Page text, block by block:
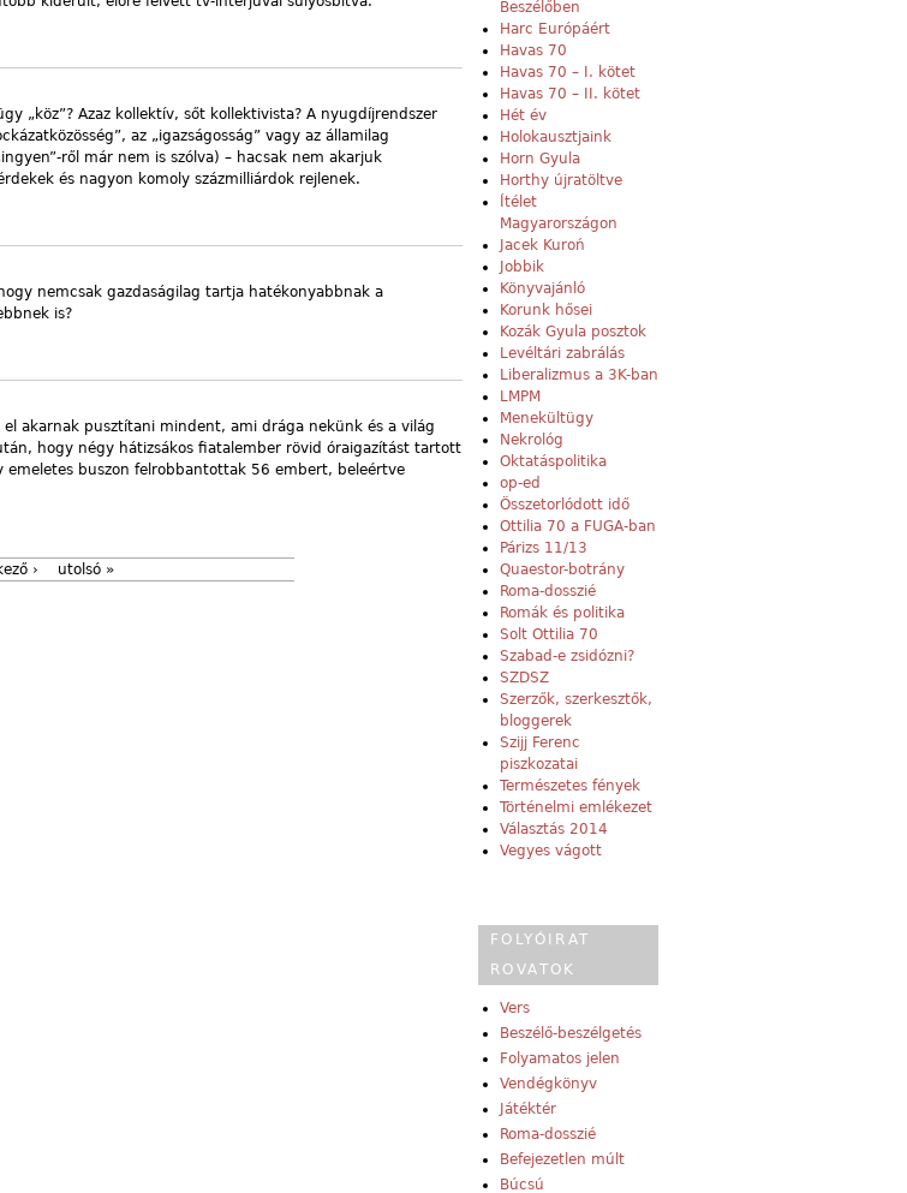
„köz”? Azaz kollektív, sőt kollektivista? A nyugdíjrendszer
az „igazságosság” vagy az államilag
ről már nem is szólva) – hacsak nem akarjuk
és nagyon komoly százmilliárdok rejlenek.
nemcsak gazdaságilag tartja hatékonyabbnak a
is?
akarnak pusztítani mindent, ami drága nekünk és a világ
hogy négy hátizsákos fiatalember rövid óraigazítást tartott
emeletes buszon felrobbantottak 56 embert, beleértve
› utolsó »
Beszélőben
Harc Európáért
Havas 70
Havas 70 – I. kötet
Havas 70 – II. kötet
Hét év
Holokausztjaink
Horn Gyula
Horthy újratöltve
Ítélet
Magyarországon
Jacek Kuroń
Jobbik
Könyvajánló
Korunk hősei
Kozák Gyula posztok
Levéltári zabrálás
Liberalizmus a 3K-ban
LMPM
Menekültügy
Nekrológ
Oktatáspolitika
op-ed
Összetorlódott idő
Ottilia 70 a FUGA-ban
Párizs 11/13
Quaestor-botrány
Roma-dosszié
Romák és politika
Solt Ottilia 70
Szabad-e zsidózni?
SZDSZ
Szerzők, szerkesztők,
bloggerek
Szijj Ferenc
piszkozatai
Természetes fények
Történelmi emlékezet
Választás 2014
Vegyes vágott
FOLYÓIRAT
ROVATOK
Vers
Beszélő-beszélgetés
Folyamatos jelen
Vendégkönyv
Játéktér
Roma-dosszié
Befejezetlen múlt
Búcsú